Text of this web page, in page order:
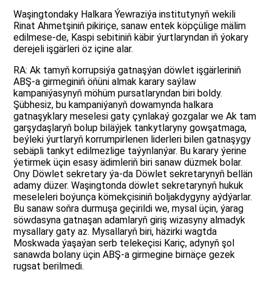
Waşingtondaky Halkara Ýewraziýa institutynyň wekili
Rinat Ahmetşiniň pikiriçe, sanaw entek köpçülige mälim
edilmese-de, Kaspi sebitiniň käbir ýurtlaryndan iň ýokary
derejeli işgärleri öz içine alar.
RA: Ak tamyň korrupsiýa gatnaşýan döwlet işgärleriniň
ABŞ-a girmeginiň öňüni almak karary saýlaw
kampaniýasynyň möhüm pursatlaryndan biri boldy.
Şübhesiz, bu kampaniýanyň dowamynda halkara
gatnaşyklary meselesi gaty çynlakaý gozgalar we Ak tam
garşydaşlaryň bolup biläýjek tankytlaryny gowşatmaga,
beýleki ýurtlaryň korrumpirlenen liderleri bilen gatnaşygy
sebäpli tankyt edilmezlige taýynlanýar. Bu karary ýerine
ýetirmek üçin esasy ädimleriň biri sanaw düzmek bolar.
Ony Döwlet sekretary ýa-da Döwlet sekretarynyň bellän
adamy düzer. Waşingtonda döwlet sekretarynyň hukuk
meseleleri boýunça kömekçisiniň boljakdygyny aýdýarlar.
Bu sanaw soňra durmuşa geçirildi we, mysal üçin, ýarag
söwdasyna gatnaşan adamlaryň giriş wizasyny almadyk
mysallary gaty az. Mysallaryň biri, häzirki wagtda
Moskwada ýaşaýan serb telekeçisi Kariç, adynyň şol
sanawda bolany üçin ABŞ-a girmegine birnäçe gezek
rugsat berilmedi.